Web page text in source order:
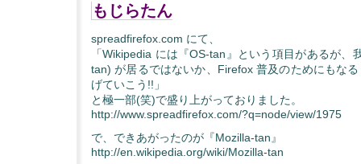
もじらたん
spreadfirefox.com にて、
「Wikipedia には『OS-tan』という項目があるが、
tan) が居るではないか、Firefox 普及のためにもな
げていこう!!」
と極一部(笑)で盛り上がっておりました。
http://www.spreadfirefox.com/?q=node/view/1975
で、できあがったのが『Mozilla-tan』
http://en.wikipedia.org/wiki/Mozilla-tan